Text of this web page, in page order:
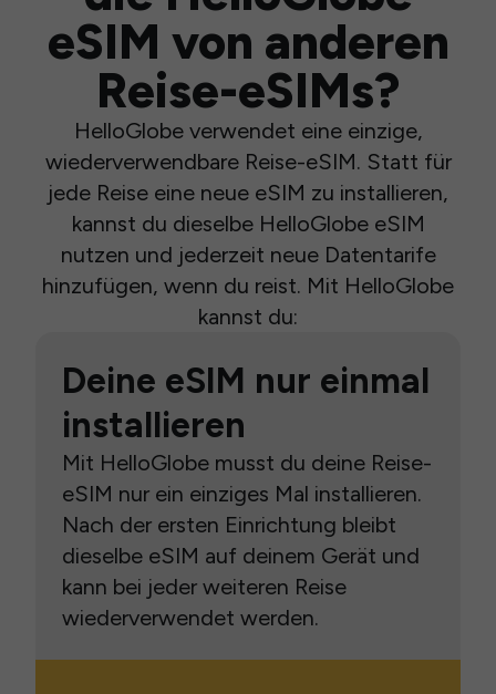
eSIM von anderen
Reise-eSIMs?
HelloGlobe verwendet eine einzige,
wiederverwendbare Reise-eSIM. Statt für
jede Reise eine neue eSIM zu installieren,
kannst du dieselbe HelloGlobe eSIM
nutzen und jederzeit neue Datentarife
hinzufügen, wenn du reist. Mit HelloGlobe
kannst du:
Deine eSIM nur einmal
installieren
Mit HelloGlobe musst du deine Reise-
eSIM nur ein einziges Mal installieren.
Nach der ersten Einrichtung bleibt
dieselbe eSIM auf deinem Gerät und
kann bei jeder weiteren Reise
wiederverwendet werden.